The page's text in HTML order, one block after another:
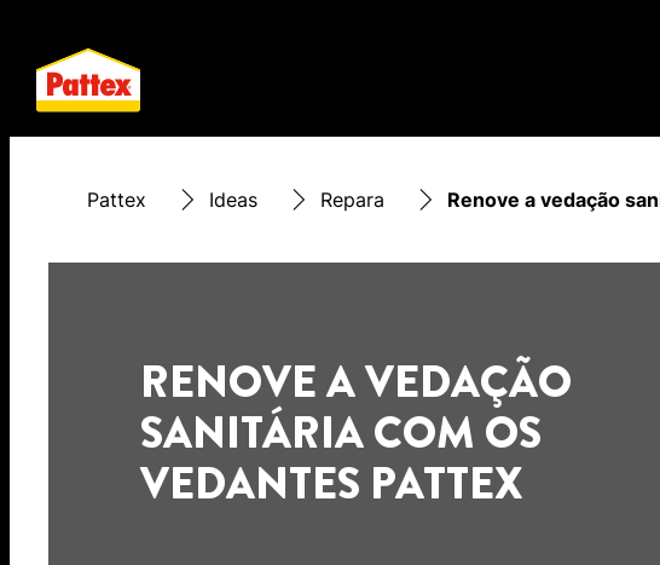
Pattex Ideas Repara Renove a vedação
RENOVE A VEDAÇÃO
SANITÁRIA COM OS
VEDANTES PATTEX